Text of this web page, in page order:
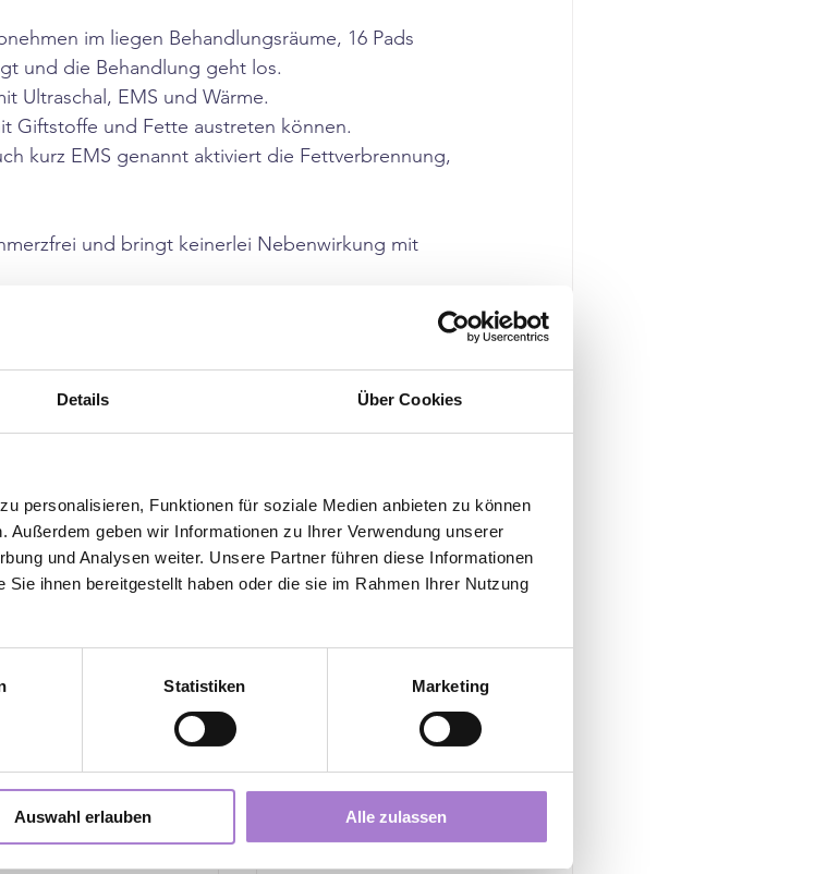
Details Über Cookies
personalisieren, Funktionen für soziale Medien anbieten zu können
geben wir Informationen zu Ihrer Verwendung unserer
und Analysen weiter. Unsere Partner führen diese Informationen
ihnen bereitgestellt haben oder die sie im Rahmen Ihrer Nutzung
Statistiken Marketing
Auswahl erlauben Alle zulassen
im liegen Behandlungsräume, 16 Pads
und die Behandlung geht los.
Ultraschal, EMS und Wärme.
Giftstoffe und Fette austreten können.
kurz EMS genannt aktiviert die Fettverbrennung,
und bringt keinerlei Nebenwirkung mit
von Abnehmen im Liegen in Heilbronn,
Alle ansehen